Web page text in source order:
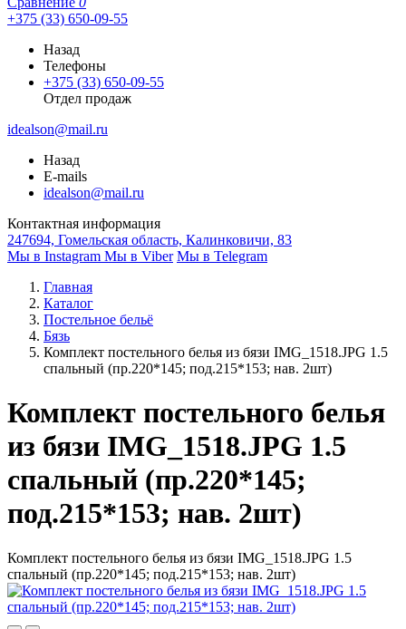
+375 (33) 650-09-55
Назад
Телефоны
+375 (33) 650-09-55
Отдел продаж
idealson@mail.ru
Назад
E-mails
idealson@mail.ru
Контактная информация
247694, Гомельская область, Калинковичи, 83
Мы в Instagram Мы в Viber Мы в Telegram
Главная
Каталог
Постельное бельё
Бязь
Комплект постельного белья из бязи IMG_1518.JPG 1.5
спальный (пр.220*145; под.215*153; нав. 2шт)
Комплект постельного белья
из бязи IMG_1518.JPG 1.5
спальный (пр.220*145;
под.215*153; нав. 2шт)
Комплект постельного белья из бязи IMG_1518.JPG 1.5
спальный (пр.220*145; под.215*153; нав. 2шт)